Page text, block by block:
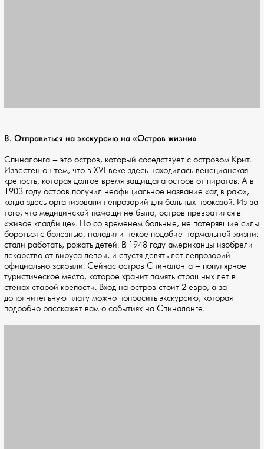
8. Отправиться на экскурсию на «Остров жизни»
Спиналонга – это остров, который соседствует с островом Крит.
Известен он тем, что в XVI веке здесь находилась венецианская
крепость, которая долгое время защищала остров от пиратов. А в
1903 году остров получил неофициальное название «ад в раю»,
когда здесь организовали лепрозорий для больных проказой. Из-за
того, что медицинской помощи не было, остров превратился в
«живое кладбище». Но со временем больные, не потерявшие силы
бороться с болезнью, наладили некое подобие нормальной жизни:
стали работать, рожать детей. В 1948 году американцы изобрели
лекарство от вируса лепры, и спустя девять лет лепрозорий
официально закрыли. Сейчас остров Спиналонга – популярное
туристическое место, которое хранит память страшных лет в
стенах старой крепости. Вход на остров стоит 2 евро, а за
дополнительную плату можно попросить экскурсию, которая
подробно расскажет вам о событиях на Спиналонге.